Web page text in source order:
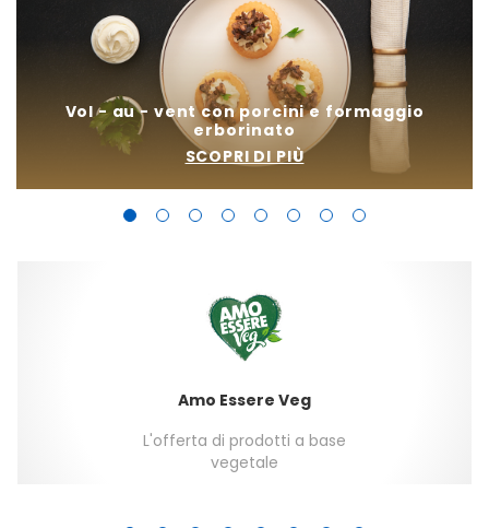
Vol - au - vent con porcini e formaggio
erborinato
SCOPRI DI PIÙ
Amo Essere Veg
L'offerta di prodotti a base
vegetale